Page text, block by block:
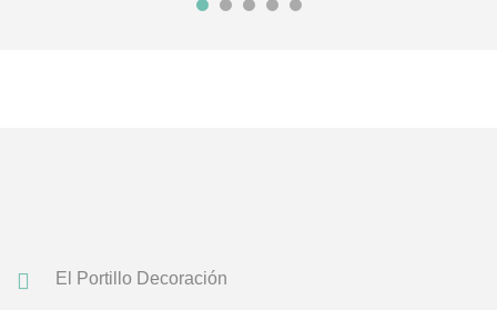
El Portillo Decoración